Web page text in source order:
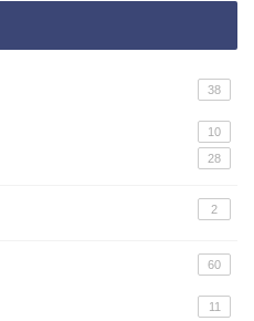
38
10
28
2
60
11